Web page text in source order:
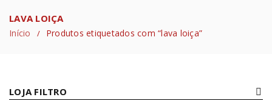
LAVA LOIÇA
Início / Produtos etiquetados com “lava loiça”
LOJA FILTRO